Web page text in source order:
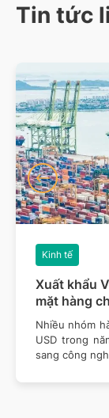
Tin tức
Xuất khẩu
mặt hàng
Kinh tế
Nhiều nhóm
USD trong
sang công